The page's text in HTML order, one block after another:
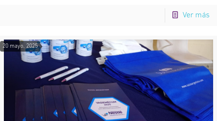
Ver más
20 mayo, 2025